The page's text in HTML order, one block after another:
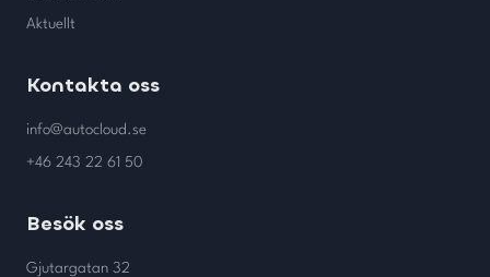
Aktuellt
Kontakta oss
info@autocloud.se
+46 243 22 61 50
Besök oss
Gjutargatan 32